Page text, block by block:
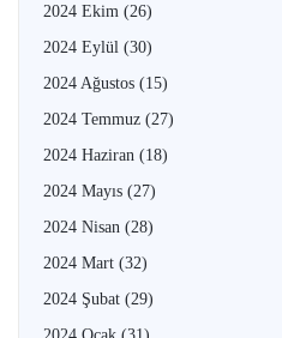
2024 Ekim (26)
2024 Eylül (30)
2024 Ağustos (15)
2024 Temmuz (27)
2024 Haziran (18)
2024 Mayıs (27)
2024 Nisan (28)
2024 Mart (32)
2024 Şubat (29)